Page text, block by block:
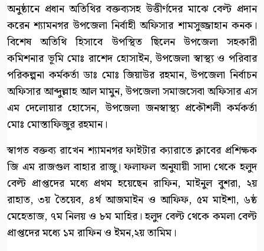
অনুষ্ঠানে প্রধান অতিথির বক্তব্যসহ উত্তীর্ণদের মাঝে বেল্ট প্রদান
করেন শ্যামনগর উপজেলা নির্বাহী অফিসার শামসুজ্জাহান কনক।
বিশেষ অতিথি হিসাবে উপস্থিত ছিলেন উপজেলা সহকারী
কমিশনার ভূমি মোঃ রাশেদ হোসাইন, উপজেলা স্বাস্থ্য ও পরিবার
পরিকল্পনা কর্মকর্তা ডাঃ মোঃ জিয়াউর রহমান, উপজেলা নির্বাচন
অফিসার আব্দুল্লাহ আল মামুন, উপজেলা সমাজসেবা অফিসার এস
এম দেলোয়ার হোসেন, উপজেলা জনস্বাস্থ্য প্রকৌশলী কর্মকর্তা
মোঃ মোস্তাফিজুর রহমান।
স্বাগত বক্তব্য রাখেন শ্যামনগর ফাইটার ক্যারাতে ক্লাবের প্রশিক্ষক
জি এম রাজগুল বাহার রাজু। ফলাফল অনুযায়ী সাদা থেকে হলুদ
বেল্ট প্রাপ্তদের মধ্যে প্রথম হয়েছেন রাফিন, মাইনুল বুশরা, ২য়
রাহাত, ৩য় তৈয়েব, ৪র্থ আজমাইন ও আফিফ, ৫ম মাইশা, ৬ষ্ঠ
মেহেতাজ, ৭ম নিলয় ও ৮ম মাহির। হলুদ বেল্ট থেকে কমলা বেল্ট
প্রাপ্তদের মধ্যে ১ম রাফিন ও ইমন,২য় তামিম।